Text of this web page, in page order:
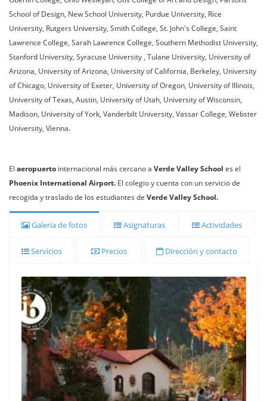
School of Design, New School University, Purdue University, Rice
University, Rutgers University, Smith College, St. John's College, Saint
Lawrence College, Sarah Lawrence College, Southern Methodist University,
Stanford University, Syracuse University , Tulane University, University of
Arizona, University of Arizona, University of California, Berkeley, University
of Chicago, University of Exeter, University of Oregon, University of Illinois,
University of Texas, Austin, University of Utah, University of Wisconsin,
Madison, University of York, Vanderbilt University, Vassar College, Webster
University, Vienna.
El aeropuerto internacional más cercano a Verde Valley School es el
Phoenix International Airport. El colegio y cuenta con un servicio de
recogida y traslado de los estudiantes de Verde Valley School.
Galería de fotos Asignaturas Actividades
Servicios Precios Dirección y contacto